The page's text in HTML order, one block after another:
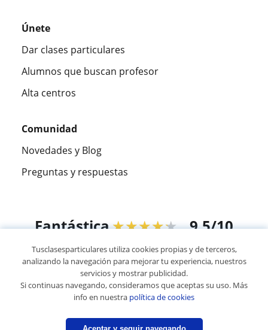
Únete
Dar clases particulares
Alumnos que buscan profesor
Alta centros
Comunidad
Novedades y Blog
Preguntas y respuestas
Fantástica★★★★★ 9,5/10
305915opiniones de alumnos
© 2007 - 2026 Tus clases particulares
Mapa web:Profesores particulares
Tusclasesparticulares utiliza cookies propias y de terceros,
analizando la navegación para mejorar tu experiencia, nuestros
servicios y mostrar publicidad.
Si continuas navegando, consideramos que aceptas su uso. Más
info en nuestra política de cookies